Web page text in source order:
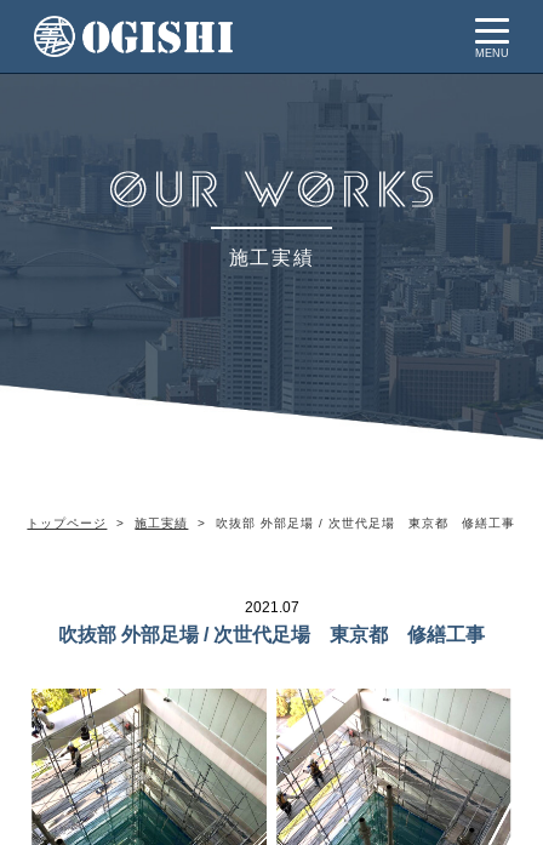
MENU
施工実績
トップページ 施工実績 吹抜部 外部足場 / 次世代足場 東京都 修繕工事
2021.07
吹抜部 外部足場 / 次世代足場 東京都 修繕工事